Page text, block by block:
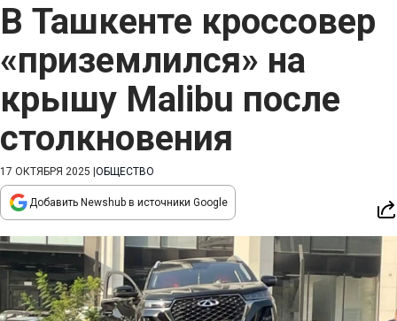
В Ташкенте кроссовер
«приземлился» на
крышу Malibu после
столкновения
17 ОКТЯБРЯ 2025 ОБЩЕСТВО
Добавить Newshub в источники Google